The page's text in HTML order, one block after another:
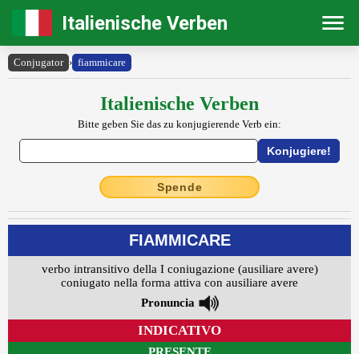
Italienische Verben
Conjugator › fiammicare
Italienische Verben
Bitte geben Sie das zu konjugierende Verb ein:
Spende
FIAMMICARE
verbo intransitivo della I coniugazione (ausiliare avere)
coniugato nella forma attiva con ausiliare avere
Pronuncia
INDICATIVO